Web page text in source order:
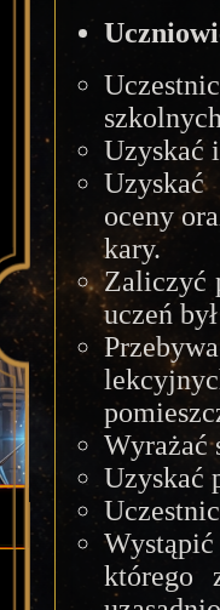
Uzyskać
oceny
kary.
Zaliczyć
uczeń
Wyrażać
Uzyskać
którego